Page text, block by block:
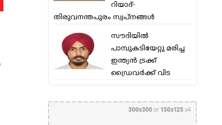
റിയാദ്-
തിരുവനന്തപുരം സ്വപ്നങ്ങള്‍
സൗദിയിൽ
പാമ്പുകടിയേറ്റു മരിച്ച
ഇന്ത്യൻ ട്രക്ക്
ഡ്രൈവർക്ക് വിട